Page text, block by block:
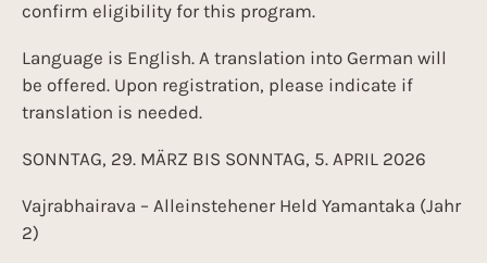
confirm eligibility for this program.
Language is English. A translation into German will
be offered. Upon registration, please indicate if
translation is needed.
SONNTAG, 29. MÄRZ BIS SONNTAG, 5. APRIL 2026
Vajrabhairava – Alleinstehener Held Yamantaka (Jahr
2)